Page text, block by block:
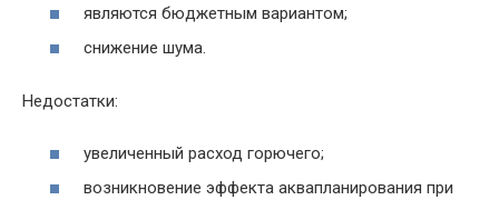
являются бюджетным вариантом;
снижение шума.
Недостатки:
увеличенный расход горючего;
возникновение эффекта аквапланирования при